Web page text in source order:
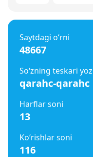
Saytdagi o‘rni
48667
So‘zning teskari
qarahc-qarahc
Harflar soni
13
Ko‘rishlar soni
116